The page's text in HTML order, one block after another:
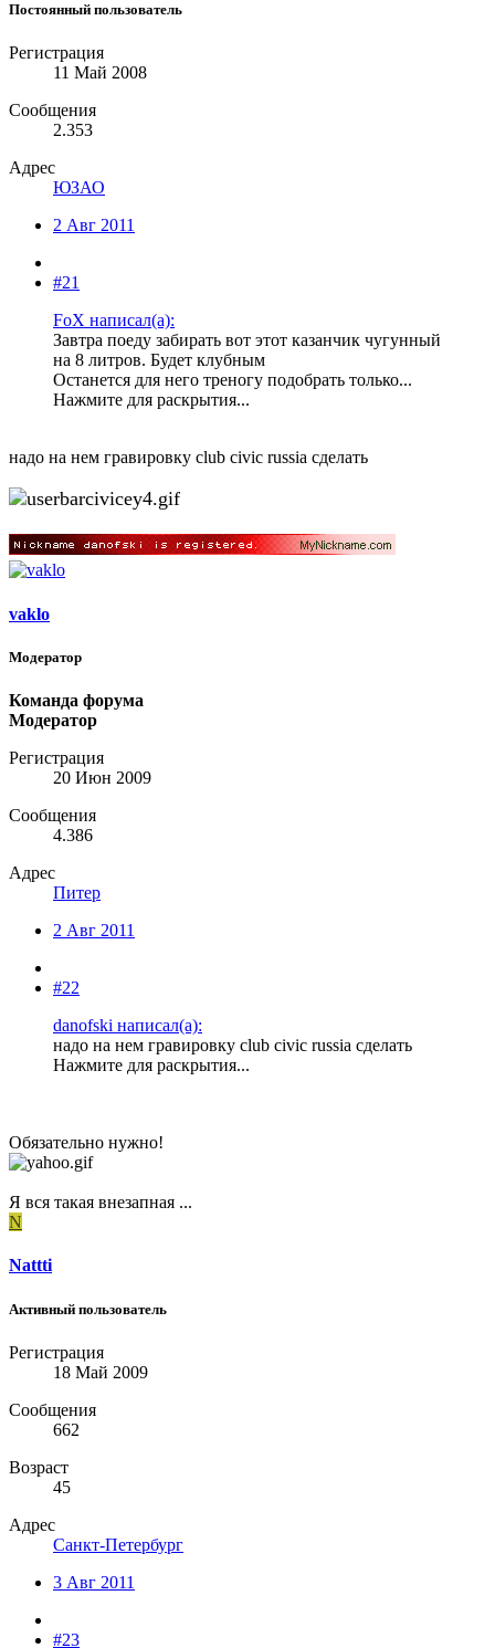
Постоянный пользователь
Регистрация
11 Май 2008
Сообщения
2.353
Адрес
ЮЗАО
2 Авг 2011
#21
FoX написал(а):
Завтра поеду забирать вот этот казанчик чугунный
на 8 литров. Будет клубным
Останется для него треногу подобрать только...
Нажмите для раскрытия...
надо на нем гравировку club civic russia сделать
vaklo
Модератор
Команда форума
Модератор
Регистрация
20 Июн 2009
Сообщения
4.386
Адрес
Питер
2 Авг 2011
#22
danofski написал(а):
надо на нем гравировку club civic russia сделать
Нажмите для раскрытия...
Обязательно нужно!
Я вся такая внезапная ...
N
Nattti
Активный пользователь
Регистрация
18 Май 2009
Сообщения
662
Возраст
45
Адрес
Санкт-Петербург
3 Авг 2011
#23